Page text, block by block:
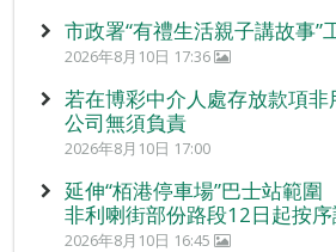
市政署“有禮生活親子講故事”
2026年8月10日 17:36
若在博彩中介人處存放款項
公司無須負責
2026年8月10日 17:00
延伸“栢港停車場”巴士站範
非利喇街部份路段12日起按
2026年8月10日 16:45